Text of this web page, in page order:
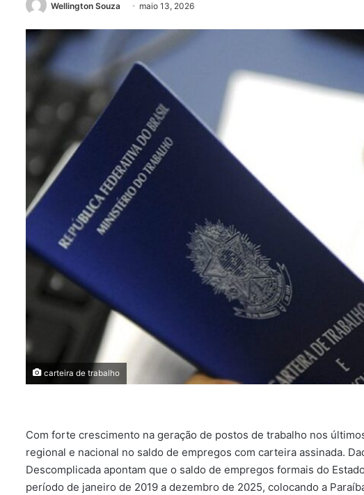
Wellington Souza maio 13, 2026
carteira de trabalho
Com forte crescimento na geração de postos de trabalho nos
regional e nacional no saldo de empregos com carteira assinada.
Descomplicada apontam que o saldo de empregos formais do
período de janeiro de 2019 a dezembro de 2025, colocando a